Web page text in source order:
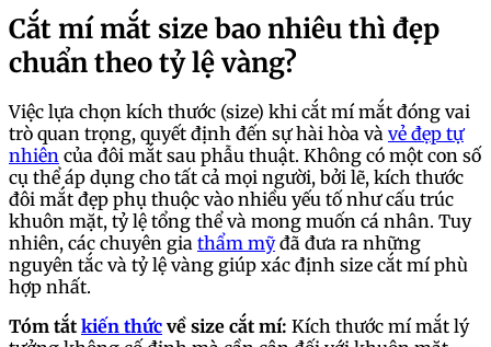
Cắt mí mắt size bao nhiêu thì đẹp
chuẩn theo tỷ lệ vàng?
Việc lựa chọn kích thước (size) khi cắt mí mắt đóng vai
trò quan trọng, quyết định đến sự hài hòa và vẻ đẹp tự
nhiên của đôi mắt sau phẫu thuật. Không có một con số
cụ thể áp dụng cho tất cả mọi người, bởi lẽ, kích thước
đôi mắt đẹp phụ thuộc vào nhiều yếu tố như cấu trúc
khuôn mặt, tỷ lệ tổng thể và mong muốn cá nhân. Tuy
nhiên, các chuyên gia thẩm mỹđã đưa ra những
nguyên tắc và tỷ lệ vàng giúp xác định size cắt mí phù
hợp nhất.
Tóm tắt kiến thức về size cắt mí: Kích thước mí mắt lý